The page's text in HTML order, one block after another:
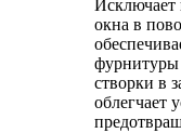
Исключает
окна в
фурнитуры
створки в
облегчает